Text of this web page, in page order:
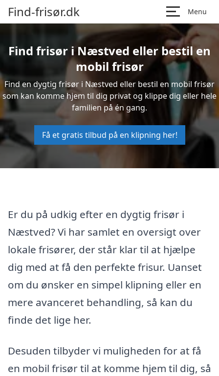
Find-frisør.dk Menu
Find frisør i Næstved eller bestil en
mobil frisør
Find en dygtig frisør i Næstved eller bestil en mobil frisør
som kan komme hjem til dig privat og klippe dig eller hele
familien på én gang.
Få et gratis tilbud på en klipning her!
Er du på udkig efter en dygtig frisør i
Næstved? Vi har samlet en oversigt over
lokale frisører, der står klar til at hjælpe
dig med at få den perfekte frisur. Uanset
om du ønsker en simpel klipning eller en
mere avanceret behandling, så kan du
finde det lige her.
Desuden tilbyder vi muligheden for at få
en mobil frisør til at komme hjem til dig, så